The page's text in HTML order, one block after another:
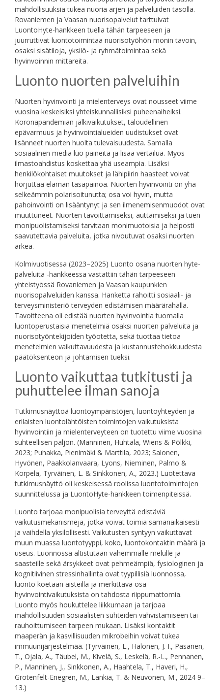
mahdollisuuksia tukea nuoria arjen ja palveluiden tasolla.
Rovaniemen ja Vaasan nuorisopalvelut tarttuivat
LuontoHyte-hankkeen tuella tähän tarpeeseen ja
juurruttivat luontotoimintaa nuorisotyöhön monin tavoin,
osaksi sisätiloja, yksilö- ja ryhmätoimintaa sekä
hyvinvoinnin mittareita.
Luonto nuorten palveluihin
Nuorten hyvinvointi ja mielenterveys ovat nousseet viime
vuosina keskeisiksi yhteiskunnallisiksi puheenaiheiksi.
Koronapandemian jälkivaikutukset, taloudellinen
epävarmuus ja hyvinvointialueiden uudistukset ovat
lisänneet nuorten huolta tulevaisuudesta. Samalla
sosiaalinen media luo paineita ja lisää vertailua. Myös
ilmastoahdistus koskettaa yhä useampia. Lisäksi
henkilökohtaiset muutokset ja lähipiirin haasteet voivat
horjuttaa elämän tasapainoa. Nuorten hyvinvointi on yhä
selkeämmin polarisoitunutta; osa voi hyvin, mutta
pahoinvointi on lisääntynyt ja sen ilmenemisenmuodot ovat
muuttuneet. Nuorten tavoittamiseksi, auttamiseksi ja tuen
monipuolistamiseksi tarvitaan monimuotoisia ja helposti
saavutettavia palveluita, jotka nivoutuvat osaksi nuorten
arkea.
Kolmivuotisessa (2023–2025) Luonto osana nuorten hyte-
palveluita -hankkeessa vastattiin tähän tarpeeseen
yhteistyössä Rovaniemen ja Vaasan kaupunkien
nuorisopalveluiden kanssa. Hanketta rahoitti sosiaali- ja
terveysministeriö terveyden edistämisen määrärahalla.
Tavoitteena oli edistää nuorten hyvinvointia tuomalla
luontoperustaisia menetelmiä osaksi nuorten palveluita ja
nuorisotyöntekijöiden työotetta, sekä tuottaa tietoa
menetelmien vaikuttavuudesta ja kustannustehokkuudesta
päätöksenteon ja johtamisen tueksi.
Luonto vaikuttaa tutkitusti ja
puhuttelee ilman sanoja
Tutkimusnäyttöä luontoympäristöjen, luontoyhteyden ja
erilaisten luontolähtöisten toimintojen vaikutuksista
hyvinvointiin ja mielenterveyteen on tuotettu viime vuosina
suhteellisen paljon. (Manninen, Huhtala, Wiens & Pölkki,
2023; Puhakka, Pienimäki & Marttila, 2023; Salonen,
Hyvönen, Paakkolanvaara, Lyons, Nieminen, Palmo &
Korpela, Tyrväinen, L. & Sinkkonen, A., 2023.) Luotettava
tutkimusnäyttö oli keskeisessä roolissa luontotoimintojen
suunnittelussa ja LuontoHyte-hankkeen toimenpiteissä.
Luonto tarjoaa monipuolisia terveyttä edistäviä
vaikutusmekanismeja, jotka voivat toimia samanaikaisesti
ja vaihdella yksilöllisesti. Vaikutusten syntyyn vaikuttavat
muun muassa luontotyyppi, koko, luontokontaktin määrä ja
useus. Luonnossa altistutaan vähemmälle melulle ja
saasteille sekä ärsykkeet ovat pehmeämpiä, fysiologinen ja
kognitiivinen stressinhallinta ovat tyypillisiä luonnossa,
luonto koetaan aisteilla ja merkittävä osa
hyvinvointivaikutuksista on tahdosta riippumattomia.
Luonto myös houkuttelee liikkumaan ja tarjoaa
mahdollisuuden sosiaalisten suhteiden vahvistamiseen tai
rauhoittumiseen tarpeen mukaan. Lisäksi kontaktit
maaperän ja kasvillisuuden mikrobeihin voivat tukea
immuunijärjestelmää. (Tyrväinen, L., Halonen, J. I., Pasanen,
T., Ojala, A., Täubel, M., Kivelä, S., Leskelä, R.-L., Pennanen,
P., Manninen, J., Sinkkonen, A., Haahtela, T., Haveri, H.,
Grotenfelt-Enegren, M., Lankia, T. & Neuvonen, M., 2024 9–
13.)